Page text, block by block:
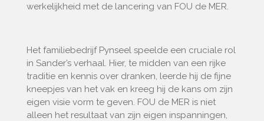
werkelijkheid met de lancering van FOU de MER.
Het familiebedrijf Pynseel speelde een cruciale rol
in Sander’s verhaal. Hier, te midden van een rijke
traditie en kennis over dranken, leerde hij de fijne
kneepjes van het vak en kreeg hij de kans om zijn
eigen visie vorm te geven. FOU de MER is niet
alleen het resultaat van zijn eigen inspanningen,